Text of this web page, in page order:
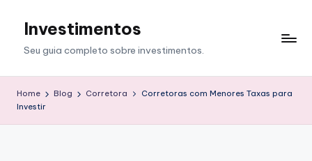
Investimentos
Seu guia completo sobre investimentos.
Home Blog Corretora
Corretoras com Menores Taxas para
Investir